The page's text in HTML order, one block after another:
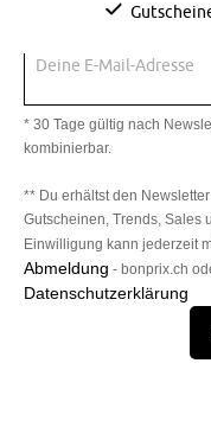
Deine E-Mail-Adresse
* 30 Tage gültig nach
kombinierbar.
** Du erhältst den
Gutscheinen, Trends, Sales
Einwilligung kann jederzeit
Abmeldung - bonprix.ch
Datenschutzerklärung